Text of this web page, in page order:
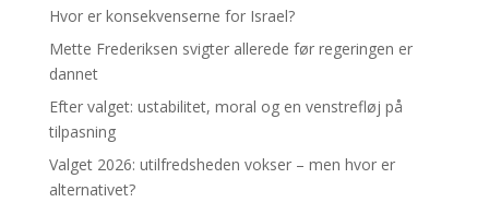
Hvor er konsekvenserne for Israel?
Mette Frederiksen svigter allerede før regeringen er
dannet
Efter valget: ustabilitet, moral og en venstrefløj på
tilpasning
Valget 2026: utilfredsheden vokser – men hvor er
alternativet?